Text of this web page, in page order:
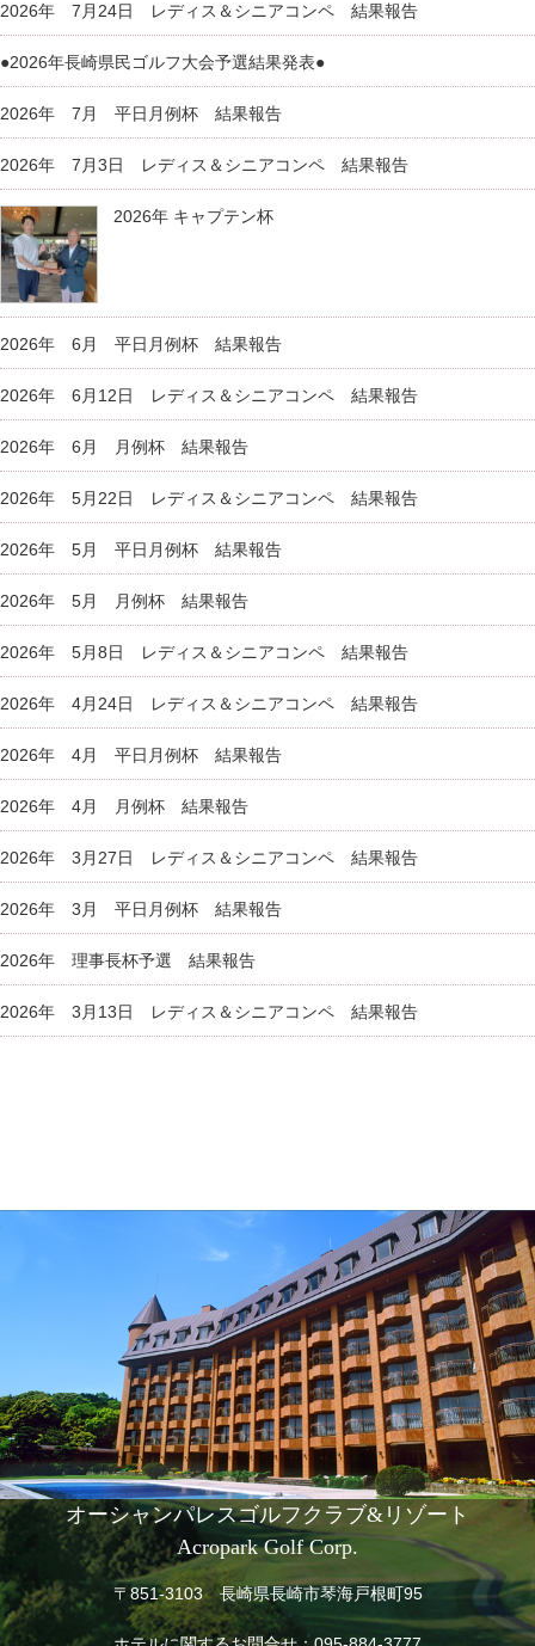
2026年 7月24日 レディス＆シニアコンペ 結果報告
●2026年長崎県民ゴルフ大会予選結果発表●
2026年 7月 平日月例杯 結果報告
2026年 7月3日 レディス＆シニアコンペ 結果報告
2026年 キャプテン杯
2026年 6月 平日月例杯 結果報告
2026年 6月12日 レディス＆シニアコンペ 結果報告
2026年 6月 月例杯 結果報告
2026年 5月22日 レディス＆シニアコンペ 結果報告
2026年 5月 平日月例杯 結果報告
2026年 5月 月例杯 結果報告
2026年 5月8日 レディス＆シニアコンペ 結果報告
2026年 4月24日 レディス＆シニアコンペ 結果報告
2026年 4月 平日月例杯 結果報告
2026年 4月 月例杯 結果報告
2026年 3月27日 レディス＆シニアコンペ 結果報告
2026年 3月 平日月例杯 結果報告
2026年 理事長杯予選 結果報告
2026年 3月13日 レディス＆シニアコンペ 結果報告
オーシャンパレスゴルフクラブ&リゾート
Acropark Golf Corp.
〒851-3103 長崎県長崎市琴海戸根町95